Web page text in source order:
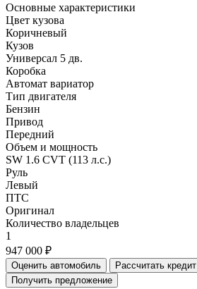
Основные характеристики
Цвет кузова
Коричневый
Кузов
Универсал 5 дв.
Коробка
Автомат вариатор
Тип двигателя
Бензин
Привод
Передний
Объем и мощность
SW 1.6 CVT (113 л.с.)
Руль
Левый
ПТС
Оригинал
Количество владельцев
1
947 000 ₽
Оценить автомобиль
Рассчитать кредит
Получить предложение